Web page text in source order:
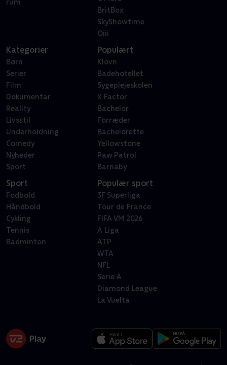
rum
BritBox
SkyShowtime
Oiii
Kategorier
Børn
Serier
Film
Dokumentar
Reality
Livsstil
Underholdning
Comedy
Nyheder
Sport
Populært
Klovn
Badehotellet
Sygeplejeskolen
X Factor
Bachelor
Forræder
Bachelorette
Yellowstone
Paw Patrol
Barnaby
Sport
Fodbold
Håndbold
Cykling
Tennis
Badminton
Populær sport
3F Superliga
Tour de France
FIFA VM 2026
A Liga
ATP
WTA
NFL
Serie A
Diamond League
La Vuelta